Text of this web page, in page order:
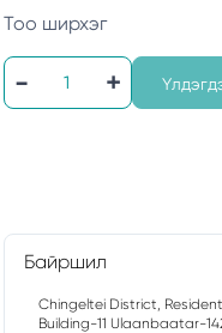
Тоо ширхэг
Байршил
Chingeltei District,
Building-11 Ulaanbaatar-